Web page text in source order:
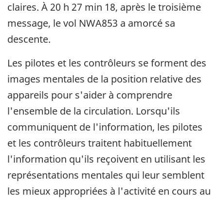
claires. À 20 h 27 min 18, après le troisième
message, le vol NWA853 a amorcé sa
descente.
Les pilotes et les contrôleurs se forment des
images mentales de la position relative des
appareils pour s'aider à comprendre
l'ensemble de la circulation. Lorsqu'ils
communiquent de l'information, les pilotes
et les contrôleurs traitent habituellement
l'information qu'ils reçoivent en utilisant les
représentations mentales qui leur semblent
les mieux appropriées à l'activité en cours au